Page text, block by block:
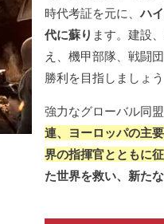
時代考証を元に、ハ
代に蘇り ます。建設
え、機甲部隊、戦闘
勝利を目指しましょう
強力なグローバル同
連、ヨーロッパの主
界の指揮官とともに
た世界を救い、新た